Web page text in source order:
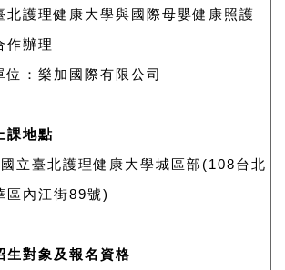
北護理健康大學與國際母嬰健康照護
作辦理
位：樂加國際有限公司
課地點
臺北護理健康大學城區部(108台北
區內江街89號)
生對象及報名資格